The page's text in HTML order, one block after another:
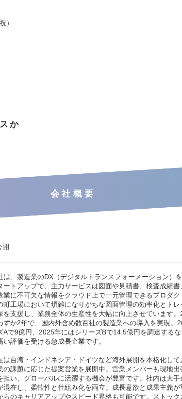
）
か
会社概要
開
は、製造業のDX（デジタルトランスフォーメーション）
ートアップで、主力サービスは図面や見積書、検査成績
業に不可欠な情報をクラウド上で一元管理できるプロダ
町工場において煩雑になりがちな図面管理の効率化とト
を支援し、業務全体の生産性を大幅に向上させています
ずか2年で、国内外含め数百社の製造業への導入を実現。
Aで9億円、2025年にはシリーズBで14.5億円を調達する
い評価を受ける急成長企業です。
は台湾・インドネシア・ドイツなど海外展開を本格化し
の課題に応じた提案営業を展開中。営業メンバーも現地
担い、グローバルに活躍する機会が豊富です。社内は大
混在し、柔軟性と仕組み化を両立。成長意欲と成果主義
らのキャリアアップやスピード昇格も可能です。ストッ